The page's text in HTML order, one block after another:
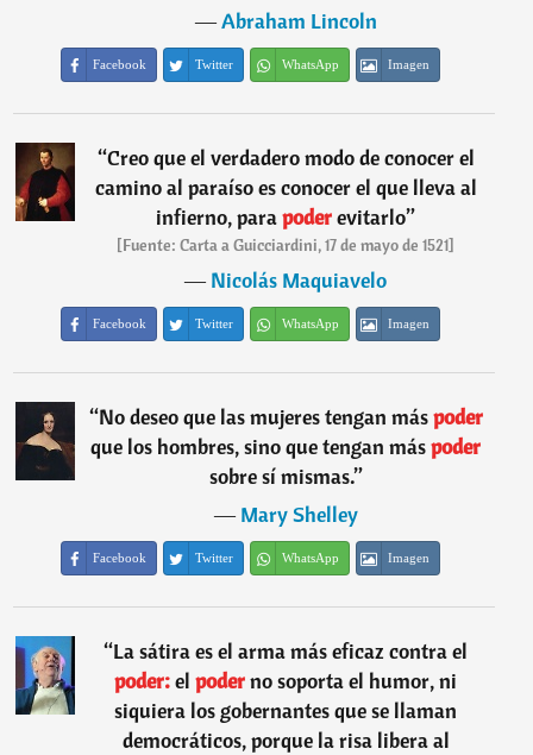
―Abraham Lincoln
Facebook Twitter WhatsApp Imagen
“Creo que el verdadero modo de conocer el
camino al paraíso es conocer el que lleva al
infierno, parapoderevitarlo”
[Fuente: Carta a Guicciardini, 17 de mayo de 1521]
―Nicolás Maquiavelo
Facebook Twitter WhatsApp Imagen
“No deseo que las mujeres tengan máspoder
que los hombres, sino que tengan máspoder
sobre sí mismas.”
―Mary Shelley
Facebook Twitter WhatsApp Imagen
“La sátira es el arma más eficaz contra el
poder:el poderno soporta el humor, ni
siquiera los gobernantes que se llaman
democráticos, porque la risa libera al